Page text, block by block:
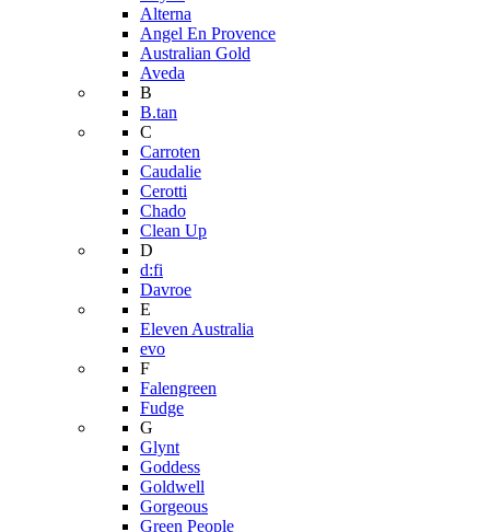
Alterna
Angel En Provence
Australian Gold
Aveda
B
B.tan
C
Carroten
Caudalie
Cerotti
Chado
Clean Up
D
d:fi
Davroe
E
Eleven Australia
evo
F
Falengreen
Fudge
G
Glynt
Goddess
Goldwell
Gorgeous
Green People